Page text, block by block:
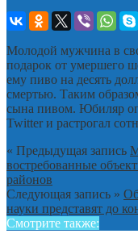
Молодой мужчина в
подарок от умершего
ему пиво на десять
смертью. Таким
сына пивом. Юбиляр
Twitter и растрогал
« Предыдущая запись
востребованные
районов
Следующая запись »
науки представят до
Смотрите также: